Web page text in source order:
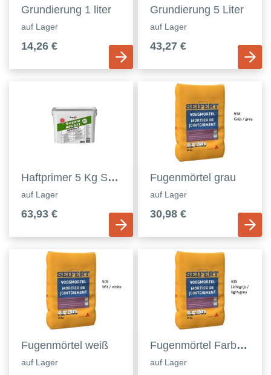
Grundierung 1 liter
auf Lager
14,26 €
Grundierung 5 Liter
auf Lager
43,27 €
Haftprimer 5 Kg Sopro
auf Lager
63,93 €
Fugenmörtel grau
auf Lager
30,98 €
Fugenmörtel weiß
auf Lager
Fugenmörtel Farbe 935 hellgrau
auf Lager